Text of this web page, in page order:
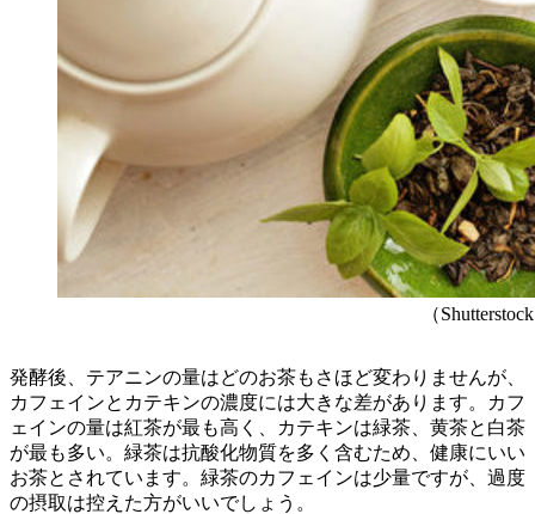
（
発酵後、テアニンの量はどのお茶もさほど変わりませんが、
カフェインとカテキンの濃度には大きな差があります。カフ
ェインの量は紅茶が最も高く、カテキンは緑茶、黄茶と白茶
が最も多い。緑茶は抗酸化物質を多く含むため、健康にいい
お茶とされています。緑茶のカフェインは少量ですが、過度
の摂取は控えた方がいいでしょう。